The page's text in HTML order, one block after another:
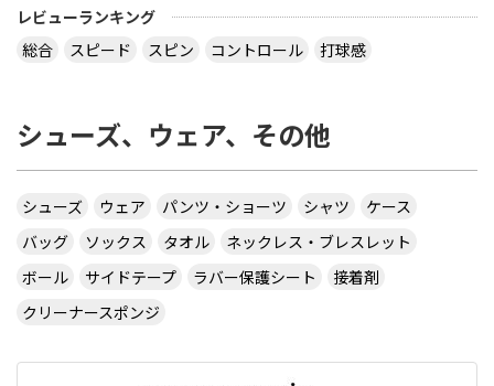
レビューランキング
総合
スピード スピン コントロール 打球感
シューズ、ウェア、その他
シューズ ウェア パンツ・ショーツ シャツ
ケース
バッグ
ソックス タオル
ネックレス・ブレスレット
ボール
サイドテープ ラバー保護シート
接着剤
クリーナースポンジ